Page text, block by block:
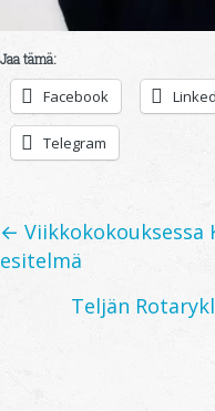
Jaa tämä:
Facebook
Telegram
Posts
← Viikkokokouksessa
esitelmä
Teljän